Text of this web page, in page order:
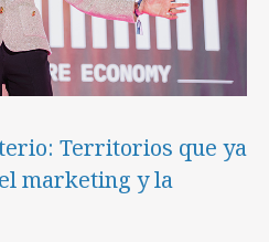
Territorios que ya
marketing y la